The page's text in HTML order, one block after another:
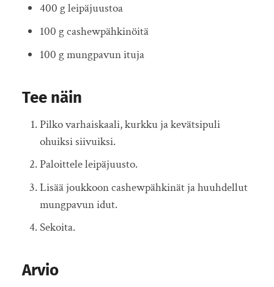
400 g leipäjuustoa
100 g cashewpähkinöitä
100 g mungpavun ituja
Tee näin
Pilko varhaiskaali, kurkku ja kevätsipuli
ohuiksi siivuiksi.
Paloittele leipäjuusto.
Lisää joukkoon cashewpähkinät ja huuhdellut
mungpavun idut.
Sekoita.
Arvio